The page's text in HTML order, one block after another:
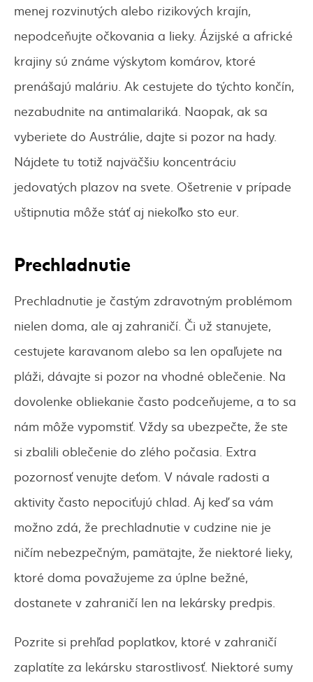
menej rozvinutých alebo rizikových krajín,
nepodceňujte očkovania a lieky. Ázijské a africké
krajiny sú známe výskytom komárov, ktoré
prenášajú maláriu. Ak cestujete do týchto končín,
nezabudnite na antimalariká. Naopak, ak sa
vyberiete do Austrálie, dajte si pozor na hady.
Nájdete tu totiž najväčšiu koncentráciu
jedovatých plazov na svete. Ošetrenie v prípade
uštipnutia môže stáť aj niekoľko sto eur.
Prechladnutie
Prechladnutie je častým zdravotným problémom
nielen doma, ale aj zahraničí. Či už stanujete,
cestujete karavanom alebo sa len opaľujete na
pláži, dávajte si pozor na vhodné oblečenie. Na
dovolenke obliekanie často podceňujeme, a to sa
nám môže vypomstiť. Vždy sa ubezpečte, že ste
si zbalili oblečenie do zlého počasia. Extra
pozornosť venujte deťom. V návale radosti a
aktivity často nepociťujú chlad. Aj keď sa vám
možno zdá, že prechladnutie v cudzine nie je
ničím nebezpečným, pamätajte, že niektoré lieky,
ktoré doma považujeme za úplne bežné,
dostanete v zahraničí len na lekársky predpis.
Pozrite si prehľad poplatkov, ktoré v zahraničí
zaplatíte za lekársku starostlivosť. Niektoré sumy